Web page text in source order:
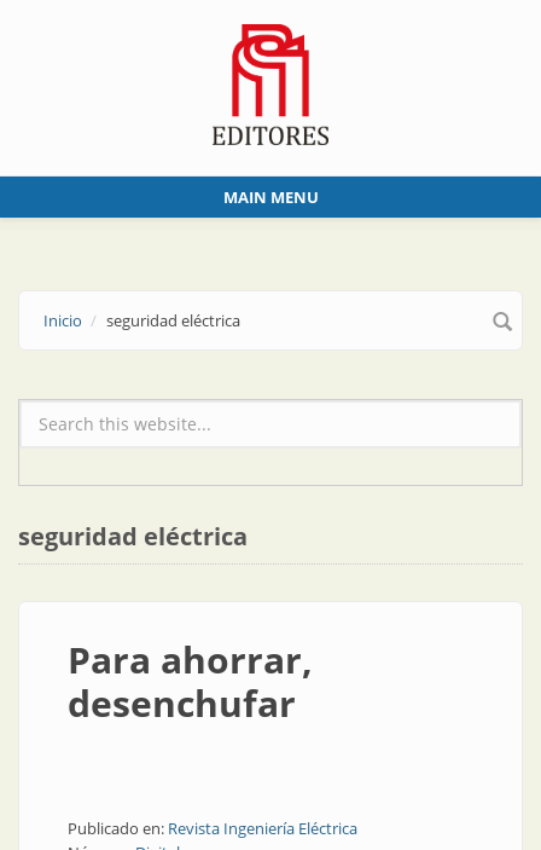
MAIN MENU
Inicio seguridad eléctrica
Formulario de búsqueda
seguridad eléctrica
Para ahorrar,
desenchufar
Publicado en: Revista Ingeniería Eléctrica